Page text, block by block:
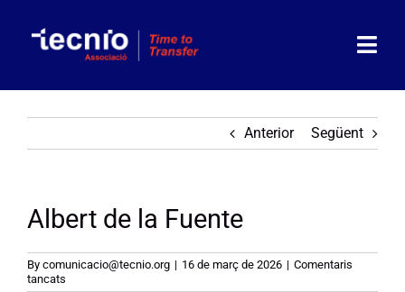
content
Partners
Actualitat
Anterior Següent
Albert de la Fuente
By comunicacio@tecnio.org | 16 de març de 2026 | Comentaris
tancats